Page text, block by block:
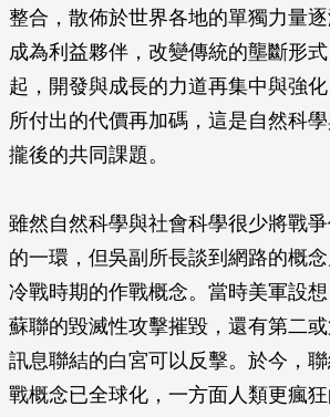
整合，散佈於世界各地的單獨力量
成為利益夥伴，改變傳統的壟斷形
起，開發與成長的力道再集中與強
所付出的代價再加碼，這是自然科
攏後的共同課題。
雖然自然科學與社會科學很少將戰
的一環，但吳副所長談到網路的概
冷戰時期的作戰概念。當時美軍設
蘇聯的毀滅性攻擊摧毀，還有第二
訊息聯結的白宮可以反擊。於今，
戰概念已全球化，一方面人類更瘋